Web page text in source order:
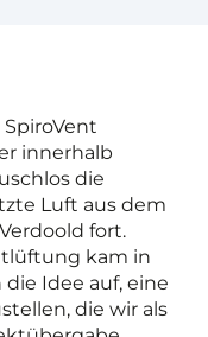
innerhalb
die
Luft aus dem
fort.
kam in
Idee auf, eine
die wir als